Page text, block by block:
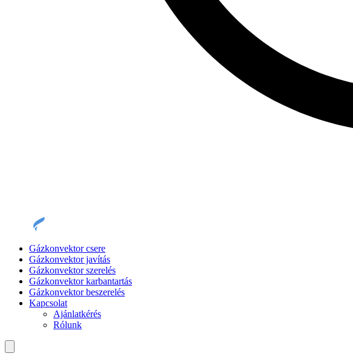
Gázkonvektor csere
Gázkonvektor javítás
Gázkonvektor szerelés
Gázkonvektor karbantartás
Gázkonvektor beszerelés
Kapcsolat
Ajánlatkérés
Rólunk